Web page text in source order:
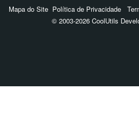
Mapa do Site Política de Privacidade
© 2003-2026 CoolUtils